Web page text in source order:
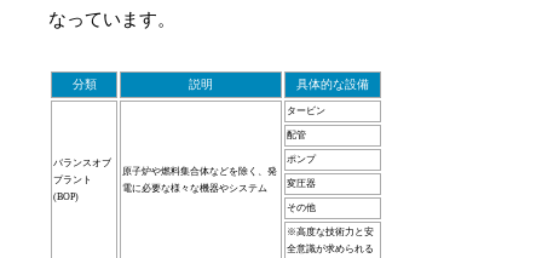
なっています。
分類 説明 具体的な設備
バランスオブ
プラント
(BOP)
原子炉や燃料集合体などを除く、発
電に必要な様々な機器やシステム
タービン
配管
ポンプ
変圧器
その他
※高度な技術力と安
全意識が求められる